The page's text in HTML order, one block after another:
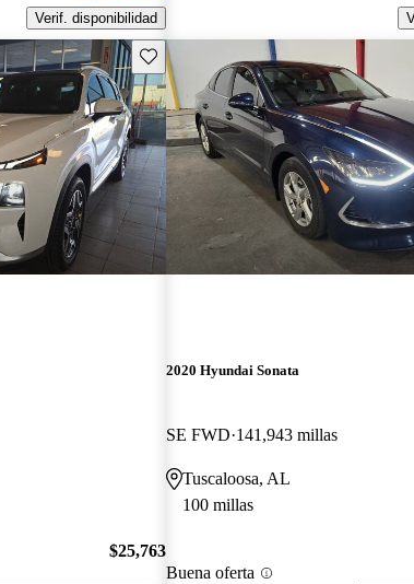
Verif. disponibilidad
Guarda este Aviso
$25,763
2020 Hyundai Sonata
SE FWD 141,943 millas
Tuscaloosa, AL
100 millas
Buena oferta